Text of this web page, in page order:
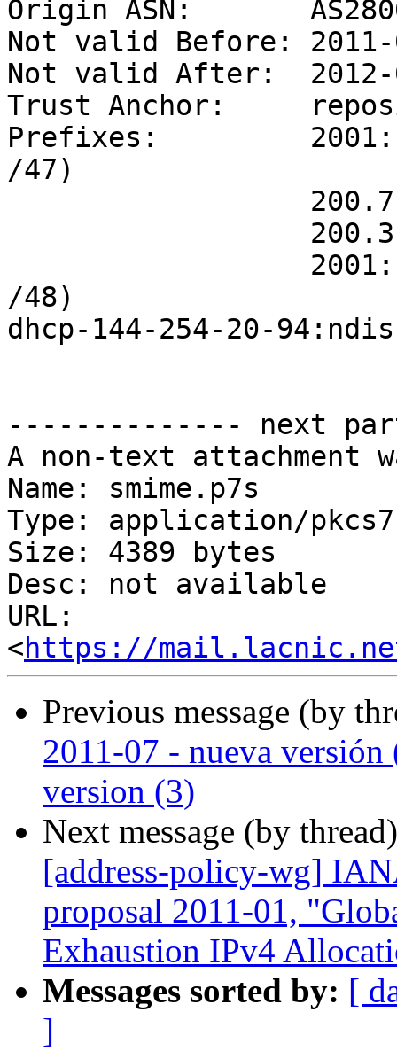
Origin ASN:
Not valid Before: 2011-
Not valid After:  2012-
Trust Anchor:
Prefixes:
/47)
/48)
dhcp-144-254-20-
-------------- next
A non-text attachment
Name: smime.p7s
Type: application/
Size: 4389 bytes
Desc: not available
URL:
<https://
Previous message (by
2011-07 - nueva
version (3)
Next message (by
[address-policy-wg]
proposal 2011-01,
Exhaustion IPv4
Messages sorted by: [
]